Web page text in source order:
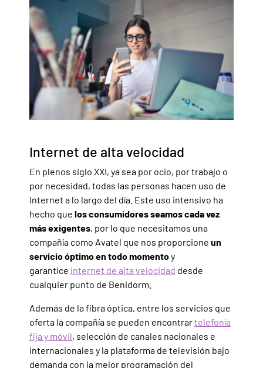
Internet de alta velocidad
En plenos siglo XXI, ya sea por ocio, por trabajo o
por necesidad, todas las personas hacen uso de
Internet a lo largo del día. Este uso intensivo ha
hecho que los consumidores seamos cada vez
más exigentes, por lo que necesitamos una
compañía como Avatel que nos proporcione un
servicio óptimo en todo momentoy
garantice Internet de alta velocidad desde
cualquier punto de Benidorm.
Además de la fibra óptica, entre los servicios que
oferta la compañía se pueden encontrartelefonía
fija y móvil, selección de canales nacionales e
internacionales y la plataforma de televisión bajo
demanda con la mejor programación del